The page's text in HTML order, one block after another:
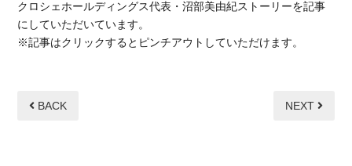
クロシェホールディングス代表・沼部美由紀ストーリーを記事
にしていただいています。
※記事はクリックするとピンチアウトしていただけます。
BACK NEXT